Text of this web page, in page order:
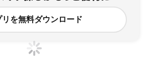
リを無料ダウンロード